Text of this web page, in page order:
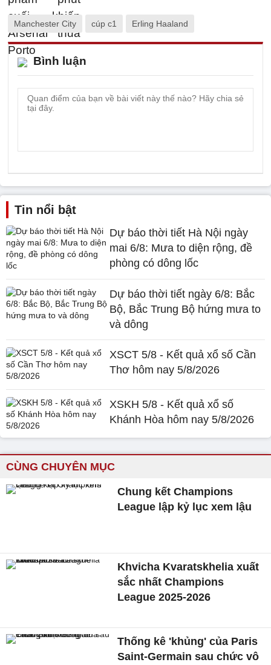
Manchester City cúp c1 Erling Haaland
Bình luận
Tin nổi bật
Dự báo thời tiết Hà Nội ngày
mai 6/8: Mưa to diện rộng, đề
phòng có dông lốc
Dự báo thời tiết ngày 6/8: Bắc
Bộ, Bắc Trung Bộ hứng mưa to
và dông
XSCT 5/8 - Kết quả xổ số Cần
Thơ hôm nay 5/8/2026
XSKH 5/8 - Kết quả xổ số
Khánh Hòa hôm nay 5/8/2026
CÙNG CHUYÊN MỤC
Chung kết Champions
League lập kỷ lục xem lậu
Khvicha Kvaratskhelia xuất
sắc nhất Champions
League 2025-2026
Thống kê 'khủng' của Paris
Saint-Germain sau chức vô